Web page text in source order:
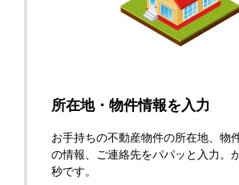
所在地・物件情報を入力
お手持ちの不動産物件の所在地、物
の情報、ご連絡先をパパッと入力。
秒です。